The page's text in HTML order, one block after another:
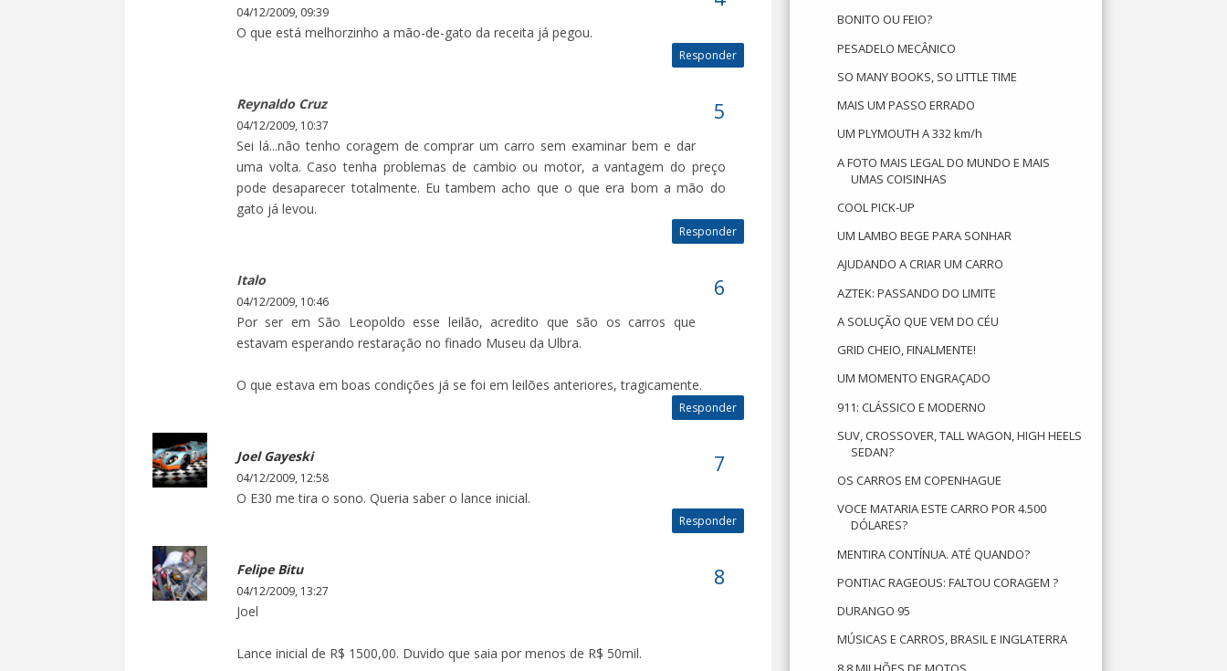
04/12/2009, 09:39
O que está melhorzinho a mão-de-gato da receita já pegou.
Responder
Reynaldo Cruz
04/12/2009, 10:37
Sei lá...não tenho coragem de comprar um carro sem examinar bem e dar
uma volta. Caso tenha problemas de cambio ou motor, a vantagem do preço
pode desaparecer totalmente. Eu tambem acho que o que era bom a mão do
gato já levou.
Responder
Italo
04/12/2009, 10:46
Por ser em São Leopoldo esse leilão, acredito que são os carros que
estavam esperando restaração no finado Museu da Ulbra.
O que estava em boas condições já se foi em leilões anteriores, tragicamente.
Responder
Joel Gayeski
04/12/2009, 12:58
O E30 me tira o sono. Queria saber o lance inicial.
Responder
Felipe Bitu
04/12/2009, 13:27
Joel
Lance inicial de R$ 1500,00. Duvido que saia por menos de R$ 50mil.
BONITO OU FEIO?
PESADELO MECÂNICO
SO MANY BOOKS, SO LITTLE TIME
MAIS UM PASSO ERRADO
UM PLYMOUTH A 332 km/h
A FOTO MAIS LEGAL DO MUNDO E MAIS
UMAS COISINHAS
COOL PICK-UP
UM LAMBO BEGE PARA SONHAR
AJUDANDO A CRIAR UM CARRO
AZTEK: PASSANDO DO LIMITE
A SOLUÇÃO QUE VEM DO CÉU
GRID CHEIO, FINALMENTE!
UM MOMENTO ENGRAÇADO
911: CLÁSSICO E MODERNO
SUV, CROSSOVER, TALL WAGON, HIGH HEELS
SEDAN?
OS CARROS EM COPENHAGUE
VOCE MATARIA ESTE CARRO POR 4.500
DÓLARES?
MENTIRA CONTÍNUA. ATÉ QUANDO?
PONTIAC RAGEOUS: FALTOU CORAGEM ?
DURANGO 95
MÚSICAS E CARROS, BRASIL E INGLATERRA